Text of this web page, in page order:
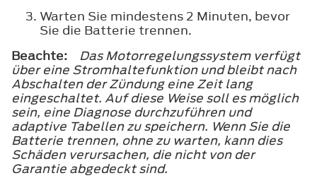
Warten Sie mindestens 2 Minuten, bevor
Sie die Batterie trennen.
Beachte:
Das Motorregelungssystem verfügt
über eine Stromhaltefunktion und bleibt nach
Abschalten der Zündung eine Zeit lang
eingeschaltet. Auf diese Weise soll es möglich
sein, eine Diagnose durchzuführen und
adaptive Tabellen zu speichern. Wenn Sie die
Batterie trennen, ohne zu warten, kann dies
Schäden verursachen, die nicht von der
Garantie abgedeckt sind.